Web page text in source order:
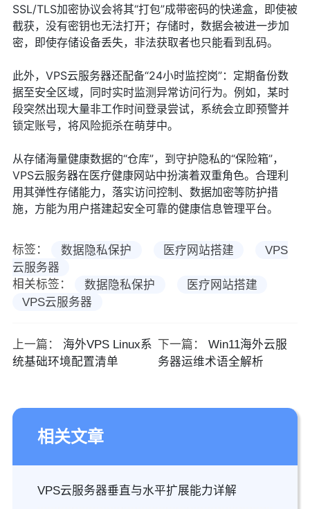
SSL/TLS加密协议会将其“打包”成带密码的快递盒，即使被
截获，没有密钥也无法打开；存储时，数据会被进一步加
密，即使存储设备丢失，非法获取者也只能看到乱码。
此外，VPS云服务器还配备“24小时监控岗”：定期备份数
据至安全区域，同时实时监测异常访问行为。例如，某时
段突然出现大量非工作时间登录尝试，系统会立即预警并
锁定账号，将风险扼杀在萌芽中。
从存储海量健康数据的“仓库”，到守护隐私的“保险箱”，
VPS云服务器在医疗健康网站中扮演着双重角色。合理利
用其弹性存储能力，落实访问控制、数据加密等防护措
施，方能为用户搭建起安全可靠的健康信息管理平台。
标签： 数据隐私保护 医疗网站搭建
VPS
云服务器
相关标签：
数据隐私保护
医疗网站搭建
VPS云服务器
上一篇：
海外VPS Linux系
统基础环境配置清单
下一篇：
Win11海外云服
务器运维术语全解析
相关文章
VPS云服务器垂直与水平扩展能力详解